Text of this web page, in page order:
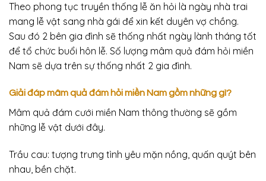
Theo phong tục truyền thống lễ ăn hỏi là ngày nhà trai
mang lễ vật sang nhà gái để xin kết duyên vợ chồng.
Sau đó 2 bên gia đình sẽ thống nhất ngày lành tháng tốt
để tổ chức buổi hôn lễ. Số lượng mâm quả đám hỏi miền
Nam sẽ dựa trên sự thống nhất 2 gia đình.
Giải đáp mâm quả đám hỏi miền Nam gồm những gì?
Mâm quả đám cưới miền Nam thông thường sẽ gồm
những lễ vật dưới đây.
Trầu cau: tượng trưng tình yêu mặn nồng, quấn quýt bên
nhau, bền chặt.